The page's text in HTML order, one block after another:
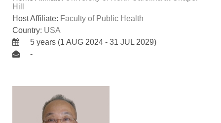
Hill
Host Affiliate: Faculty of Public Health
Country: USA
5 years (1 AUG 2024 - 31 JUL 2029)
-